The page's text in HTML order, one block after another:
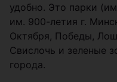
удобно. Это парки
им. 900-летия г.
Октября, Победы,
Свислочь и зеленые
города.